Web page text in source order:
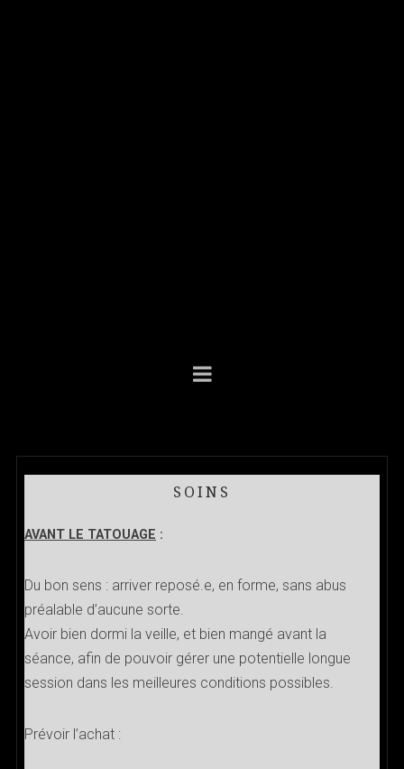
SOINS
AVANT LE TATOUAGE :
Du bon sens : arriver reposé.e, en forme, sans abus
préalable d’aucune sorte.
Avoir bien dormi la veille, et bien mangé avant la
séance, afin de pouvoir gérer une potentielle longue
session dans les meilleures conditions possibles.
Prévoir l’achat :